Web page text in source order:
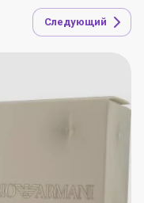
Следующий